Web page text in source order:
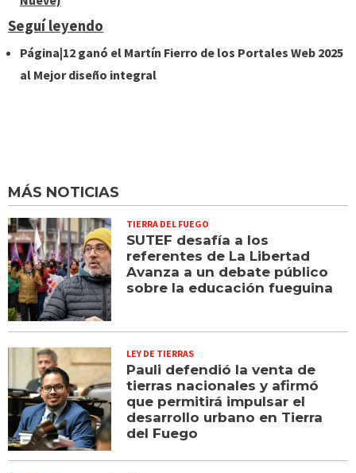
Seguí leyendo
Página|12 ganó el Martín Fierro de los Portales Web 2025
al Mejor diseño integral
MÁS NOTICIAS
TIERRA DEL FUEGO
SUTEF desafía a los
referentes de La Libertad
Avanza a un debate público
sobre la educación fueguina
LEY DE TIERRAS
Pauli defendió la venta de
tierras nacionales y afirmó
que permitirá impulsar el
desarrollo urbano en Tierra
del Fuego